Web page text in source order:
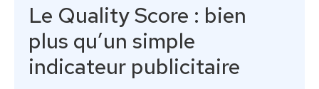
Le Quality Score : bien
plus qu’un simple
indicateur publicitaire